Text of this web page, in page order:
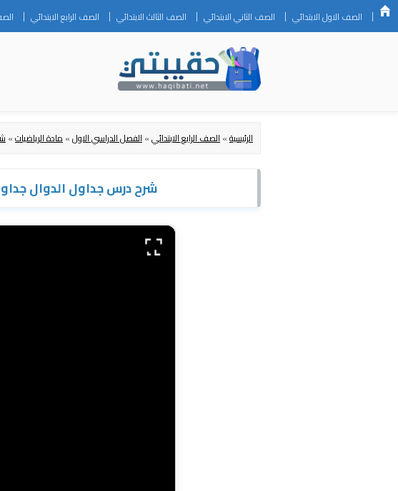
الصف الاول الابتدائي الصف الثاني الابتدائي الصف الثالث الابتدائي الصف الرابع الابتدائي
الرئيسية»الصف الرابع الابتدائي»الفصل الدراسي الاول»مادة الرياضيات»
شرح درس جداول الدوال